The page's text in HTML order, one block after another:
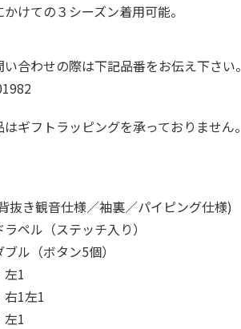
けての３シーズン着用可能。
合わせの際は下記品番をお伝え下さい。
ギフトラッピングを承っておりません。
抜き観音仕様／袖裏／パイピング仕様)
ペル（ステッチ入り）
ル（ボタン5個）
左1
右1左1
左1